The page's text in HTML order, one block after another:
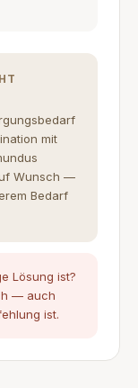
mit
Wunsch —
Bedarf
Lösung ist?
— auch
ist.